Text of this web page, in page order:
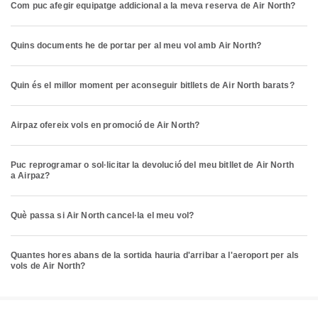
Com puc afegir equipatge addicional a la meva reserva de Air North?
Quins documents he de portar per al meu vol amb Air North?
Quin és el millor moment per aconseguir bitllets de Air North barats?
Airpaz ofereix vols en promoció de Air North?
Puc reprogramar o sol·licitar la devolució del meu bitllet de Air North
a Airpaz?
Què passa si Air North cancel·la el meu vol?
Quantes hores abans de la sortida hauria d'arribar a l'aeroport per als
vols de Air North?